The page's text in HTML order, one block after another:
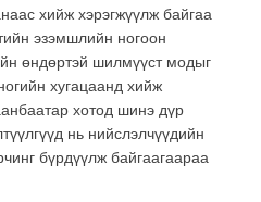
хийж хэрэгжүүлж байгаа
эзэмшлийн ногоон
өндөртэй шилмүүст модыг
хугацаанд хийж
хотод шинэ дүр
нь нийслэлчүүдийн
бүрдүүлж байгаагаараа